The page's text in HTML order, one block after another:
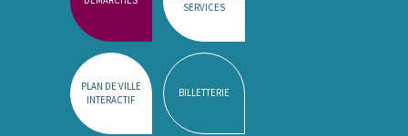
SERVICES
PLAN DE VILLE
INTERACTIF
BILLETTERIE